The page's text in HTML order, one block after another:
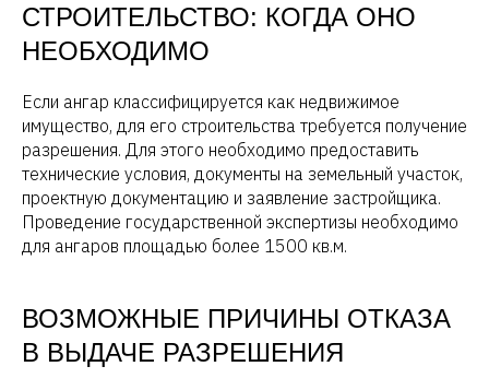
СТРОИТЕЛЬСТВО: КОГДА ОНО
НЕОБХОДИМО
Если ангар классифицируется как недвижимое
имущество, для его строительства требуется получение
разрешения. Для этого необходимо предоставить
технические условия, документы на земельный участок,
проектную документацию и заявление застройщика.
Проведение государственной экспертизы необходимо
для ангаров площадью более 1500 кв.м.
ВОЗМОЖНЫЕ ПРИЧИНЫ ОТКАЗА
В ВЫДАЧЕ РАЗРЕШЕНИЯ